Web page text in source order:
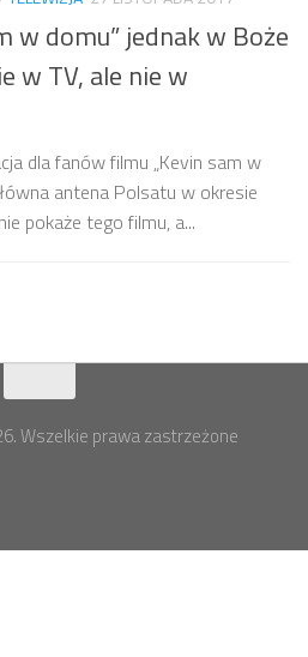
w domu” jednak w Boże
w TV, ale nie w
dla fanów filmu „Kevin sam w
antena Polsatu w okresie
pokaże tego filmu, a...
Wszelkie prawa zastrzeżone